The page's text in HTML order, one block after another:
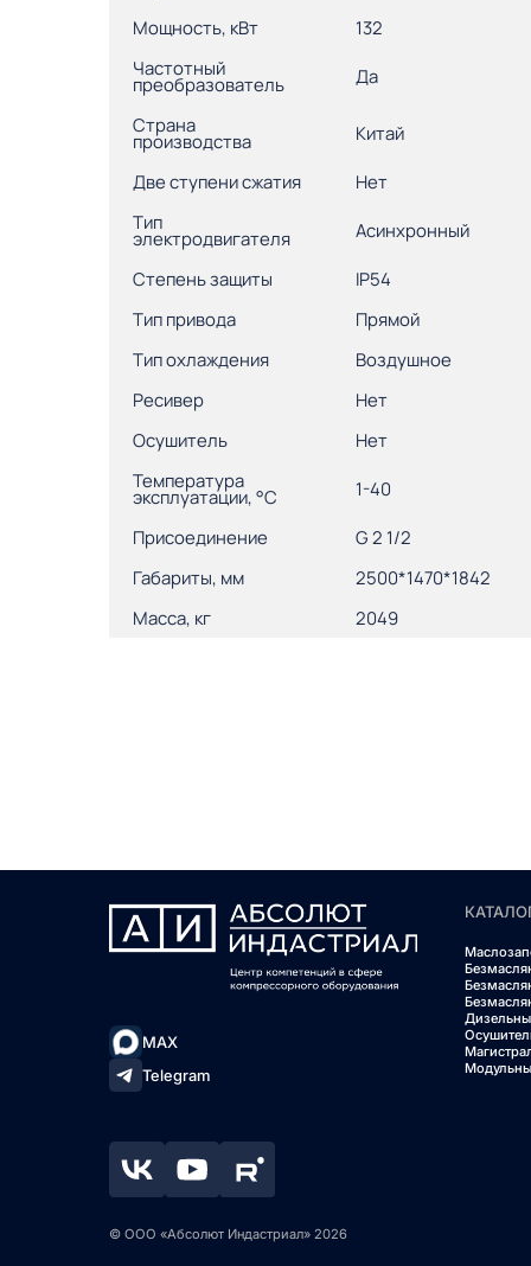
Мощность, кВт
132
Частотный
преобразователь Да
Страна
производства Китай
Две ступени сжатия
Нет
Тип
электродвигателя Асинхронный
Степень защиты
IP54
Тип привода
Прямой
Тип охлаждения
Воздушное
Ресивер
Нет
Осушитель
Нет
Температура
эксплуатации, °С 1-40
Присоединение
G 2 1/2
Габариты, мм
2500*1470*1842
Масса, кг
2049
MAX
Telegram
© ООО «Абсолют Индастриал» 2026